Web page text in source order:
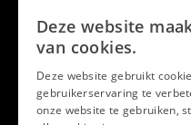
Facebook
Twitter
Deze website
van cookies.
Deze website gebruikt
gebruikerservaring te
onze website te gebruiken,